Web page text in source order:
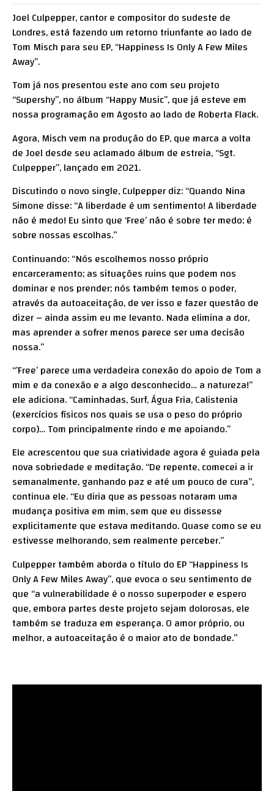
Joel Culpepper, cantor e compositor do sudeste de
Londres, está fazendo um retorno triunfante ao lado de
Tom Misch para seu EP, “Happiness Is Only A Few Miles
Away”.
Tom já nos presentou este ano com seu projeto
“Supershy”, no álbum “Happy Music”, que já esteve em
nossa programação em Agosto ao lado de Roberta Flack.
Agora, Misch vem na produção do EP, que marca a volta
de Joel desde seu aclamado álbum de estreia, “Sgt.
Culpepper”, lançado em 2021.
Discutindo o novo single, Culpepper diz: “Quando Nina
Simone disse: “A liberdade é um sentimento! A liberdade
não é medo! Eu sinto que ‘Free’ não é sobre ter medo; é
sobre nossas escolhas.”
Continuando: “Nós escolhemos nosso próprio
encarceramento; as situações ruins que podem nos
dominar e nos prender; nós também temos o poder,
através da autoaceitação, de ver isso e fazer questão de
dizer – ainda assim eu me levanto. Nada elimina a dor,
mas aprender a sofrer menos parece ser uma decisão
nossa.”
“’Free’ parece uma verdadeira conexão do apoio de Tom a
mim e da conexão e a algo desconhecido… a natureza!”
ele adiciona. “Caminhadas, Surf, Água Fria, Calistenia
(exercícios físicos nos quais se usa o peso do próprio
corpo)… Tom principalmente rindo e me apoiando.”
Ele acrescentou que sua criatividade agora é guiada pela
nova sobriedade e meditação. “De repente, comecei a ir
semanalmente, ganhando paz e até um pouco de cura”,
continua ele. “Eu diria que as pessoas notaram uma
mudança positiva em mim, sem que eu dissesse
explicitamente que estava meditando. Quase como se eu
estivesse melhorando, sem realmente perceber.”
Culpepper também aborda o título do EP “Happiness Is
Only A Few Miles Away”, que evoca o seu sentimento de
que “a vulnerabilidade é o nosso superpoder e espero
que, embora partes deste projeto sejam dolorosas, ele
também se traduza em esperança. O amor próprio, ou
melhor, a autoaceitação é o maior ato de bondade.”